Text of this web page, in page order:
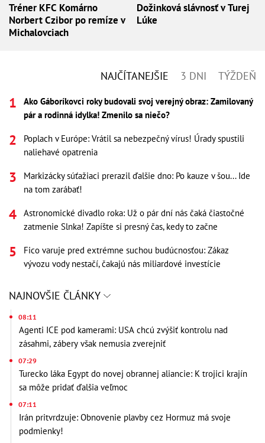
Tréner KFC Komárno
Norbert Czibor po remíze v
Michalovciach
Dožinková slávnosť v Turej
Lúke
NAJČÍTANEJŠIE 3 DNI TÝŽDEŇ
Ako Gáboríkovci roky budovali svoj verejný obraz: Zamilovaný
pár a rodinná idylka! Zmenilo sa niečo?
Poplach v Európe: Vrátil sa nebezpečný vírus! Úrady spustili
naliehavé opatrenia
Markizácky súťažiaci prerazil ďalšie dno: Po kauze v šou... Ide
na tom zarábať!
Astronomické divadlo roka: Už o pár dní nás čaká čiastočné
zatmenie Slnka! Zapíšte si presný čas, kedy to začne
Fico varuje pred extrémne suchou budúcnosťou: Zákaz
vývozu vody nestačí, čakajú nás miliardové investície
NAJNOVŠIE ČLÁNKY
08:11
Agenti ICE pod kamerami: USA chcú zvýšiť kontrolu nad
zásahmi, zábery však nemusia zverejniť
07:29
Turecko láka Egypt do novej obrannej aliancie: K trojici krajín
sa môže pridať ďalšia veľmoc
07:11
Irán pritvrdzuje: Obnovenie plavby cez Hormuz má svoje
podmienky!